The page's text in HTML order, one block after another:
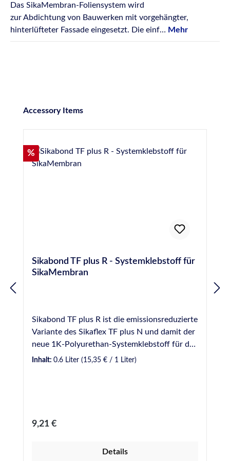
Das SikaMembran-Foliensystem wird
zur Abdichtung von Bauwerken mit vorgehängter,
hinterlüfteter Fassade eingesetzt. Die einf… Mehr
Produktgalerie überspringen
Accessory Items
Rabatt
%
Sikabond TF plus R - Systemklebstoff für
SikaMembran
Sikabond TF plus R ist die emissionsreduzierte
Variante des Sikaflex TF plus N und damit der
neue 1K-Polyurethan-Systemklebstoff für das
SikaMembran Foliensystem, ist aber auch für
Verklebung der Folien SikaMembran
Universal, SikaMembran Strong,
Outdoor plus, SikaMembran Universal SB und
Inhalt: 0.6 Liter (15,35 € / 1 Liter)
Regulärer Preis:
9,21 €
Details